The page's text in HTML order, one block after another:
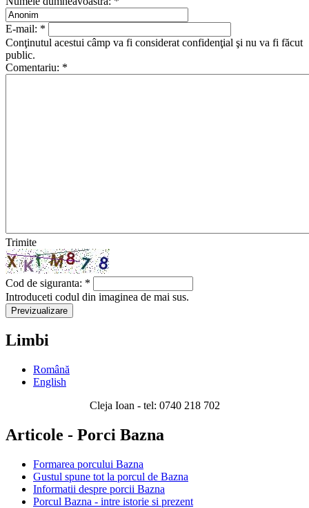
E-mail: *
Conţinutul acestui câmp va fi considerat confidenţial şi nu va fi făcut
public.
Comentariu: *
Trimite
Cod de siguranta: *
Introduceti codul din imaginea de mai sus.
Limbi
Română
English
Cleja Ioan - tel: 0740 218 702
Articole - Porci Bazna
Formarea porcului Bazna
Gustul spune tot la porcul de Bazna
Informatii despre porcii Bazna
Porcul Bazna - intre istorie si prezent